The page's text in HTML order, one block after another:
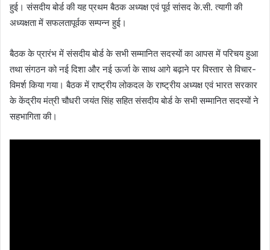
हुई। संसदीय बोर्ड की यह प्रथम बैठक अध्यक्ष एवं पूर्व सांसद के.सी. त्यागी की
अध्यक्षता में सफलतापूर्वक सम्पन्न हुई।
बैठक के प्रारंभ में संसदीय बोर्ड के सभी सम्मानित सदस्यों का आपस में परिचय हुआ
तथा संगठन को नई दिशा और नई ऊर्जा के साथ आगे बढ़ाने पर विस्तार से विचार-
विमर्श किया गया। बैठक में राष्ट्रीय लोकदल के राष्ट्रीय अध्यक्ष एवं भारत सरकार
के केंद्रीय मंत्री चौधरी जयंत सिंह सहित संसदीय बोर्ड के सभी सम्मानित सदस्यों ने
सहभागिता की।